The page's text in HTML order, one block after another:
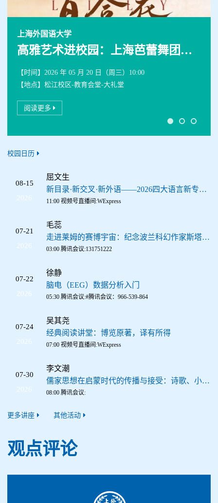
上海外国语大学
高雅艺术进校园：上海芭蕾舞团《百合花》
【时间】 2026 年 05 月 20 日（周三）10:00
【地点】 松江校区-教育会堂-大礼堂
阅读更多
校园日历
08-15
2026
屈文生
新目录·新交叉·新外语——2026四大语言新专业建设专家对话（二）
11:00 视频号直播间:WExpress
07-21
2026
毛蕊
走进莱姆的赛博宇宙：纪念波兰科幻作家斯塔尼斯瓦夫·莱姆诞辰105周年
03:00 腾讯会议:131751222
07-22
2026
徐静
脑电（EEG）数据分析入门
05:30 腾讯会议:#腾讯会议：966-539-864
07-24
2026
吴其尧
经典阅读讲堂：博览原著，译有所得
07:00 视频号直播间:WExpress
07-30
2026
李文潮
儒家思想在启蒙时代的传播与接受：诗歌、小说、游记、虚拟书信
08:00 腾讯会议:
更多讲座 其他活动
观点评论